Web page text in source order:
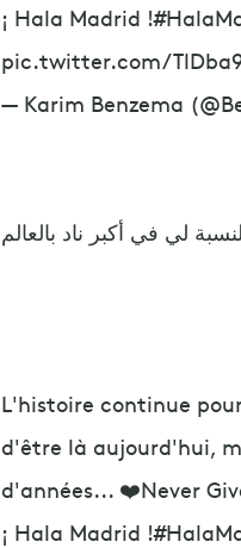
¡ Hala Madrid
pic.twitter.com/
— Karim Benzema
L'histoire continue
d'être là aujourd'hui,
d'années... ❤️Never
¡ Hala Madrid